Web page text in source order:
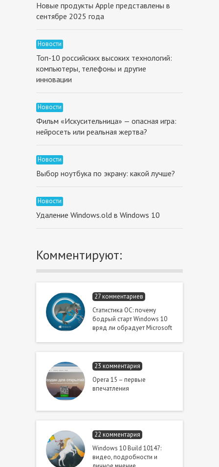
Новые продукты Apple представлены в
сентябре 2025 года
Новости
Топ-10 российских высоких технологий:
компьютеры, телефоны и другие
инновации
Новости
Фильм «Искусительница» — опасная игра:
нейросеть или реальная жертва?
Новости
Выбор ноутбука по экрану: какой лучше?
Новости
Удаление Windows.old в Windows 10
Комментируют:
27 комментариев
Статистика ОС: почему
бодрый старт Windows 10
вряд ли обрадует Microsoft
23 комментария
Opera 15 – первые
впечатления
22 комментария
Windows 10 Build 10147:
видео, подробности и